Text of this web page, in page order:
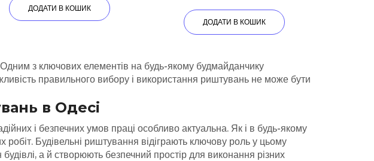
ДОДАТИ В КОШИК
ДОДАТИ В КОШИК
з ключових елементів на будь-якому будмайданчику
правильного вибору і використання риштувань не може бути
в Одесі
і безпечних умов праці особливо актуальна. Як і в будь-якому
робіт. Будівельні риштування відіграють ключову роль у цьому
а й створюють безпечний простір для виконання різних